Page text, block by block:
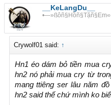
__KeLangDu__
Crywolf01 said: ↑
Hn1 éo dám bỏ tiền mua
hn2 nó phải mua cry từ
mang ttiêng ser lâu năm
hn2 said thế chứ mình ko